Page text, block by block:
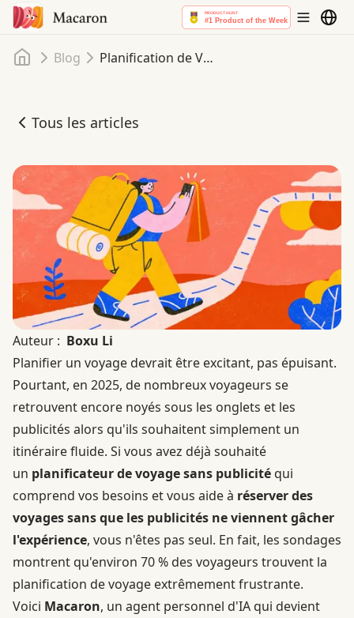
Accueil
Blog Planification de Voyage Simplifiée en 2025 : Macaron – Votre Planificateur de Voyage Sans Publicité avec Itinéraires IA
Tous les articles
Planification de Voyage Simplifiée en 2025 : Macaron –
Auteur : Boxu Li
Planifier un voyage devrait être excitant, pas épuisant.
Pourtant, en 2025, de nombreux voyageurs se
retrouvent encore noyés sous les onglets et les
publicités alors qu'ils souhaitent simplement un
itinéraire fluide. Si vous avez déjà souhaité
un planificateur de voyage sans publicitéqui
comprend vos besoins et vous aide à réserver des
voyages sans que les publicités ne viennent gâcher
l'expérience, vous n'êtes pas seul. En fait, les sondages
montrent qu'environ 70 % des voyageurs trouvent la
planification de voyage extrêmement frustrante.
Voici Macaron, un agent personnel d'IA qui devient